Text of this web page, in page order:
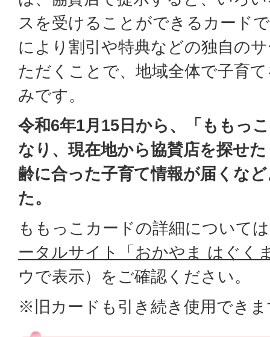
スを受けることができるカード
により割引や特典などの独自の
ただくことで、地域全体で子育
みです。
令和6年1月15日から、「ももっ
なり、現在地から協賛店を探せ
齢に合った子育て情報が届くな
た。
ももっこカードの詳細について
ータルサイト「おかやま はぐく
ウで表示） をご確認ください。
※旧カードも引き続き使用でき